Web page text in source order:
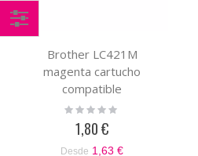
Brother LC421M
magenta cartucho
compatible
Rating:
1,80 €
Desde 1,63 €
Comprar